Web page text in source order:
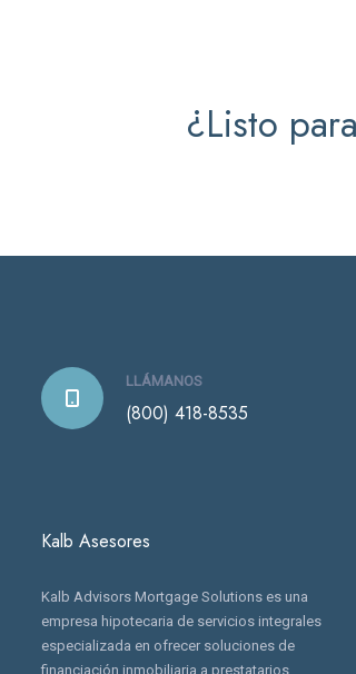
¿Listo
LLÁMANOS
(800) 418-8535
Kalb Asesores
Kalb Advisors Mortgage Solutions es una
empresa hipotecaria de servicios integrales
especializada en ofrecer soluciones de
financiación inmobiliaria a prestatarios